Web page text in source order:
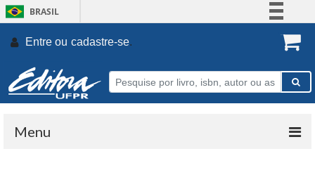
BRASIL
Participe
Entre ou cadastre-se.
Menu